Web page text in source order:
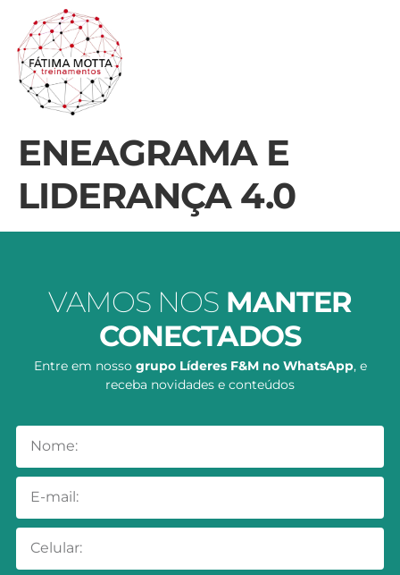
ENEAGRAMA E
LIDERANÇA 4.0
VAMOS NOS MANTER
CONECTADOS
Entre em nosso grupo Líderes F&M no WhatsApp, e
receba novidades e conteúdos